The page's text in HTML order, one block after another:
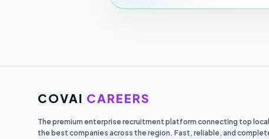
COVAI CAREERS
The premium enterprise recruitment platform connecting top
the best companies across the region. Fast, reliable, and